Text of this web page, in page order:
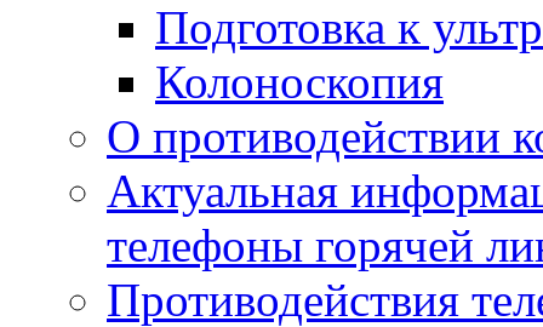
Подготовка к
Колоноскопия
О противодействии
Актуальная
телефоны горячей
Противодействия